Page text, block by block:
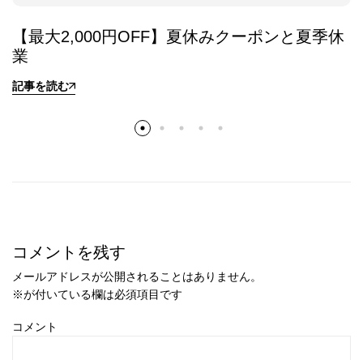
【最大2,000円OFF】夏休みクーポンと夏季休
業
記事を読む
コメントを残す
メールアドレスが公開されることはありません。
※が付いている欄は必須項目です
コメント